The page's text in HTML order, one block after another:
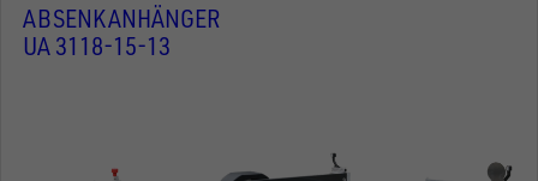
ABSENKANHÄNGER
UA 3118-15-13